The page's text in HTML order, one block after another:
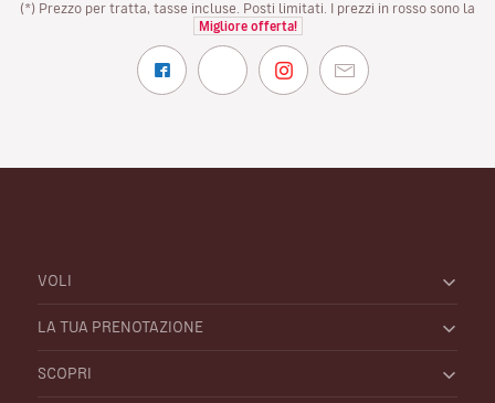
(*) Prezzo per tratta, tasse incluse. Posti limitati. I prezzi in rosso sono la
Migliore offerta!
VOLI
LA TUA PRENOTAZIONE
SCOPRI